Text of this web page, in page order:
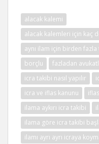
alacak kalemi
alacak kalemleri için kaç
aynı ilam için birden
borçlu
fazladan
icra takibi nasıl yapılır
icra ve iflas kanunu
iflas
ilama aykırı icra takibi
ilama göre icra takibi
ilamı ayrı ayrı icraya